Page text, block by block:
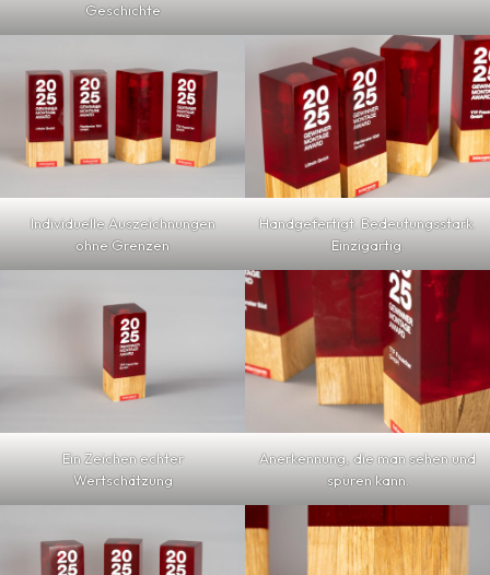
Geschichte
Individuelle Auszeichnungen
ohne Grenzen
Handgefertigt. Bedeutungsstark.
Einzigartig.
Ein Zeichen echter
Wertschätzung
Anerkennung, die man sehen und
spüren kann.